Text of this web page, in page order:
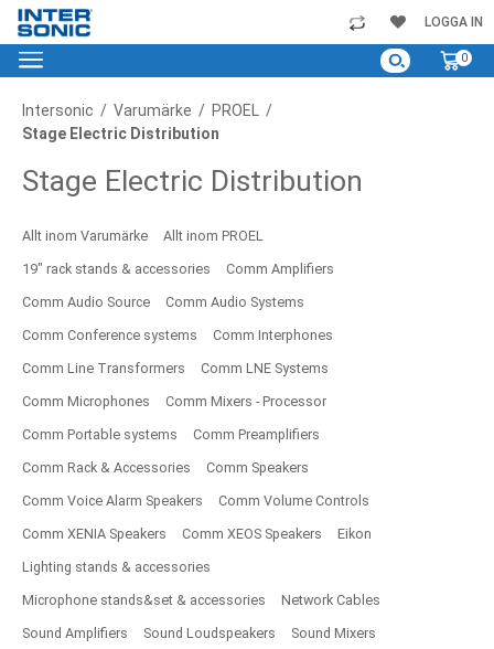
My
0
Skip
to
Content
LOGGA IN
Intersonic Varumärke
PROEL
Stage Electric Distribution
Stage Electric Distribution
Allt inom Varumärke
Allt inom PROEL
19" rack stands & accessories
Comm Amplifiers
Comm Audio Source
Comm Audio Systems
Comm Conference systems
Comm Interphones
Comm Line Transformers
Comm LNE Systems
Comm Microphones
Comm Mixers - Processor
Comm Portable systems
Comm Preamplifiers
Comm Rack & Accessories
Comm Speakers
Comm Voice Alarm Speakers
Comm Volume Controls
Comm XENIA Speakers
Comm XEOS Speakers
Eikon
Lighting stands & accessories
Microphone stands&set & accessories
Network Cables
Sound Amplifiers
Sound Loudspeakers
Sound Mixers